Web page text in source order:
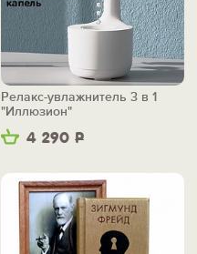
4 290 Р
Релакс-увлажнитель 3 в 1
"Иллюзион"